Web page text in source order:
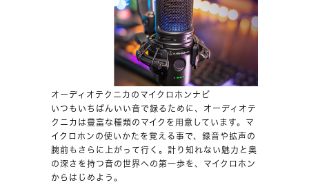
オーディオテクニカのマイクロホンナビ
いつもいちばんいい音で録るために、オーディオテ
クニカは豊富な種類のマイクを用意しています。マ
イクロホンの使いかたを覚える事で、録音や拡声の
腕前もさらに上がって行く。計り知れない魅力と奥
の深さを持つ音の世界への第一歩を、マイクロホン
からはじめよう。